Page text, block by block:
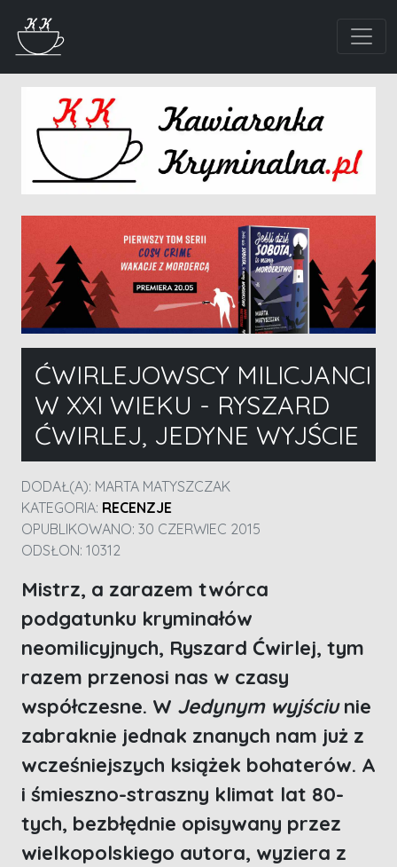
ĆWIRLEJOWSCY MILICJANCI
W XXI WIEKU - RYSZARD
ĆWIRLEJ, JEDYNE WYJŚCIE
DODAŁ(A): MARTA MATYSZCZAK
KATEGORIA: RECENZJE
OPUBLIKOWANO: 30 CZERWIEC 2015
ODSŁON: 10312
Mistrz, a zarazem twórca
podgatunku kryminałów
neomilicyjnych, Ryszard Ćwirlej, tym
razem przenosi nas w czasy
współczesne. W Jedynym wyjściunie
zabraknie jednak znanych nam już z
wcześniejszych książek bohaterów. A
i śmieszno-straszny klimat lat 80-
tych, bezbłędnie opisywany przez
wielkopolskiego autora, wyziera z